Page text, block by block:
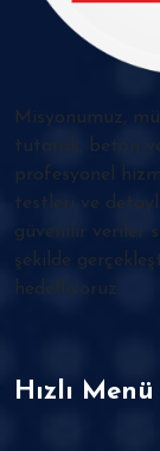
Misyonumuz,
tutarak, beton
profesyonel
testleri ve
güvenilir veriler
şekilde
hedefliyoruz.
Hızlı Menü